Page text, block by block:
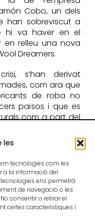
les
tecnologies com les
a la informació del
ens permetrà
de navegació o les
consentir o retirar el
certes característiques i
Cobo, un dels
han sobreviscut a
hi va haver en el
en relleu una nova
Dreamers.
s’han derivat
com ara que
de roba no
països i que es
com a part del
pel medi
la importància de
l’ús de la llana com
i com a
en dos projectes
en la nostra
Local